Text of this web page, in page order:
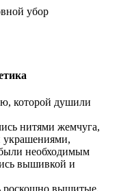
убор
которой душили
нитями жемчуга,
необходимым
вышивкой и